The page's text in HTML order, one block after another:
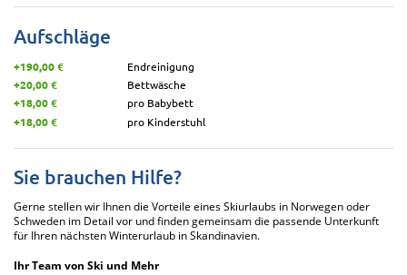
Aufschläge
+190,00 €
Endreinigung
+20,00 €
Bettwäsche
+18,00 €
pro Babybett
+18,00 €
pro Kinderstuhl
Sie brauchen Hilfe?
Gerne stellen wir Ihnen die Vorteile eines Skiurlaubs in Norwegen oder
Schweden im Detail vor und finden gemeinsam die passende Unterkunft
für Ihren nächsten Winterurlaub in Skandinavien.
Ihr Team von Ski und Mehr